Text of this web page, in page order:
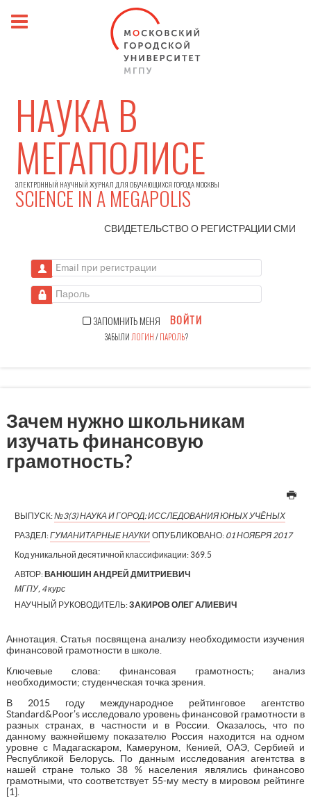
НАУКА В
МЕГАПОЛИСЕ
ЭЛЕКТРОННЫЙ НАУЧНЫЙ ЖУРНАЛ ДЛЯ ОБУЧАЮЩИХСЯ ГОРОДА МОСКВЫ
SCIENCE IN A MEGAPOLIS
СВИДЕТЕЛЬСТВО О РЕГИСТРАЦИИСМИ
Email при регистрации
Пароль
ЗАПОМНИТЬ МЕНЯ ВОЙТИ
ЗАБЫЛИ ЛОГИН/ПАРОЛЬ?
Зачем нужно школьникам
изучать финансовую
грамотность?
ВЫПУСК:№3(3) НАУКА И ГОРОД: ИССЛЕДОВАНИЯ ЮНЫХ УЧЁНЫХ
РАЗДЕЛ:ГУМАНИТАРНЫЕ НАУКИ ОПУБЛИКОВАНО: 01 НОЯБРЯ 2017
Код уникальной десятичной классификации: 369.5
АВТОР:ВАНЮШИН АНДРЕЙ ДМИТРИЕВИЧ
МГПУ, 4 курс
НАУЧНЫЙ РУКОВОДИТЕЛЬ:ЗАКИРОВ ОЛЕГ АЛИЕВИЧ
Аннотация. Статья посвящена анализу необходимости изучения
финансовой грамотности в школе.
Ключевые слова: финансовая грамотность; анализ
необходимости; студенческая точка зрения.
В 2015 году международное рейтинговое агентство
Standard&Poor’s исследовало уровень финансовой грамотности в
разных странах, в частности и в России. Оказалось, что по
данному важнейшему показателю Россия находится на одном
уровне с Мадагаскаром, Камеруном, Кенией, ОАЭ, Сербией и
Республикой Белорусь. По данным исследования агентства в
нашей стране только 38 % населения являлись финансово
грамотными, что соответствует 55-му месту в мировом рейтинге
[1].